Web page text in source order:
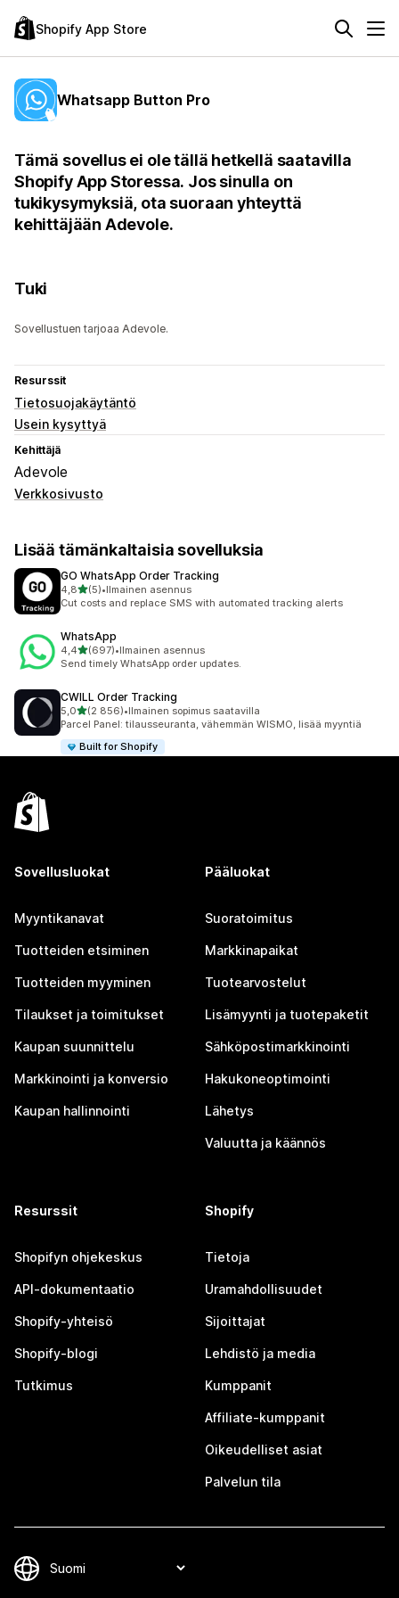
Shopify App Store
Whatsapp Button Pro
Tämä sovellus ei ole tällä hetkellä saatavilla
Shopify App Storessa. Jos sinulla on
tukikysymyksiä, ota suoraan yhteyttä
kehittäjään Adevole.
Tuki
Sovellustuen tarjoaa Adevole.
Resurssit
Tietosuojakäytäntö
Usein kysyttyä
Kehittäjä
Adevole
Verkkosivusto
Lisää tämänkaltaisia sovelluksia
GO WhatsApp Order Tracking
4,8/ 5 tähteä
(5)
5 arvostelua yhteensä
•Ilmainen asennus
Cut costs and replace SMS with automated tracking alerts
WhatsApp
4,4/ 5 tähteä
(697)
697 arvostelua yhteensä
•Ilmainen asennus
Send timely WhatsApp order updates.
CWILL Order Tracking
5,0/ 5 tähteä
(2 856)
2856 arvostelua yhteensä
•Ilmainen sopimus saatavilla
Parcel Panel: tilausseuranta, vähemmän WISMO, lisää myyntiä
Built for Shopify
Sovellusluokat
Myyntikanavat
Tuotteiden etsiminen
Tuotteiden myyminen
Tilaukset ja toimitukset
Kaupan suunnittelu
Markkinointi ja konversio
Kaupan hallinnointi
Pääluokat
Suoratoimitus
Markkinapaikat
Tuotearvostelut
Lisämyynti ja tuotepaketit
Sähköpostimarkkinointi
Hakukoneoptimointi
Lähetys
Valuutta ja käännös
Resurssit
Shopifyn ohjekeskus
API-dokumentaatio
Shopify-yhteisö
Shopify-blogi
Tutkimus
Shopify
Tietoja
Uramahdollisuudet
Sijoittajat
Lehdistö ja media
Kumppanit
Affiliate-kumppanit
Oikeudelliset asiat
Palvelun tila